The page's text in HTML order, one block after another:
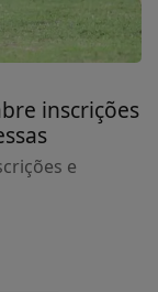
inscrições
e